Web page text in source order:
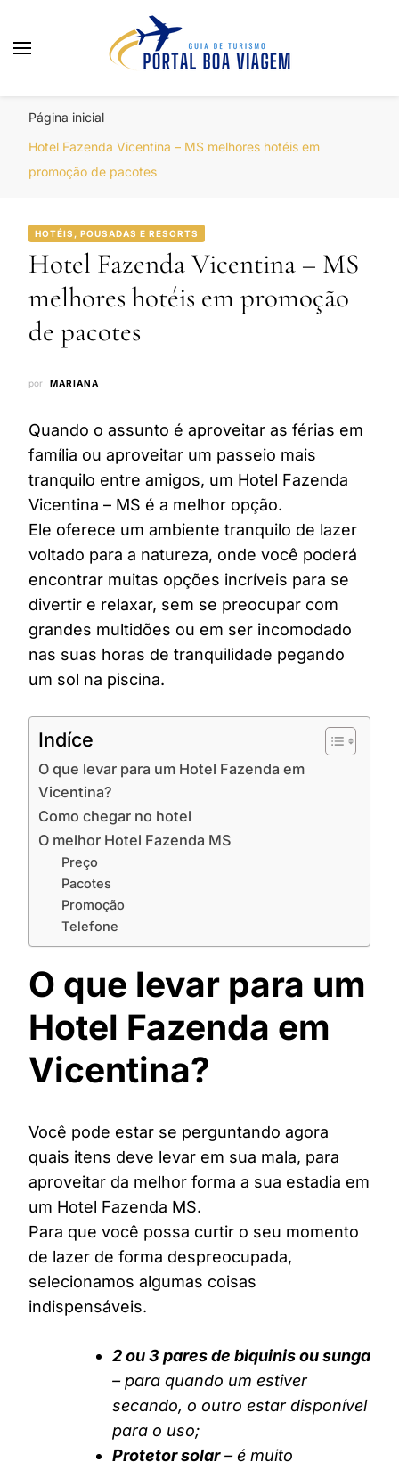
Página inicial
Hotel Fazenda Vicentina – MS melhores hotéis em
promoção de pacotes
HOTÉIS, POUSADAS E RESORTS
Hotel Fazenda Vicentina – MS
melhores hotéis em promoção
de pacotes
por MARIANA
Quando o assunto é aproveitar as férias em
família ou aproveitar um passeio mais
tranquilo entre amigos, um Hotel Fazenda
Vicentina – MS é a melhor opção.
Ele oferece um ambiente tranquilo de lazer
voltado para a natureza, onde você poderá
encontrar muitas opções incríveis para se
divertir e relaxar, sem se preocupar com
grandes multidões ou em ser incomodado
nas suas horas de tranquilidade pegando
um sol na piscina.
Indíce
O que levar para um Hotel Fazenda em
Vicentina?
Como chegar no hotel
O melhor Hotel Fazenda MS
Preço
Pacotes
Promoção
Telefone
O que levar para um
Hotel Fazenda em
Vicentina?
Você pode estar se perguntando agora
quais itens deve levar em sua mala, para
aproveitar da melhor forma a sua estadia em
um Hotel Fazenda MS.
Para que você possa curtir o seu momento
de lazer de forma despreocupada,
selecionamos algumas coisas
indispensáveis.
2 ou 3 pares de biquinis ou sunga
– para quando um estiver
secando, o outro estar disponível
para o uso;
Protetor solar– é muito